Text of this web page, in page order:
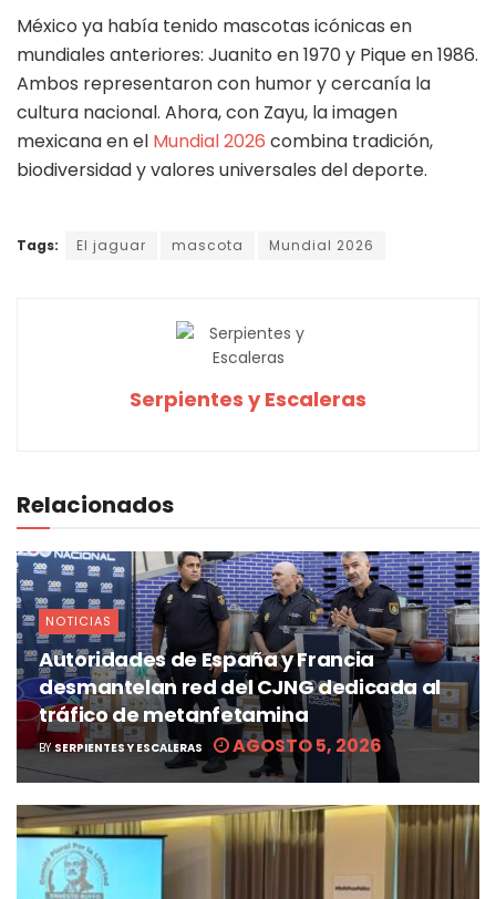
México ya había tenido mascotas icónicas en
mundiales anteriores: Juanito en 1970 y Pique en 1986.
Ambos representaron con humor y cercanía la
cultura nacional. Ahora, con Zayu, la imagen
mexicana en el Mundial 2026 combina tradición,
biodiversidad y valores universales del deporte.
Tags: El jaguar mascota Mundial 2026
Serpientes y Escaleras
Relacionados
NOTICIAS
Autoridades de España y Francia
desmantelan red del CJNG dedicada al
tráfico de metanfetamina
BY SERPIENTES Y ESCALERAS AGOSTO 5, 2026